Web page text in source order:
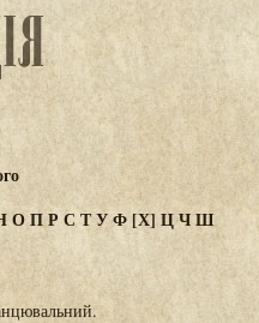
ОПР СТУФ[Х] ЦЧШ